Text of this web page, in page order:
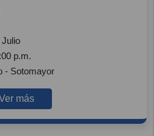
Julio
p.m.
- Sotomayor
más